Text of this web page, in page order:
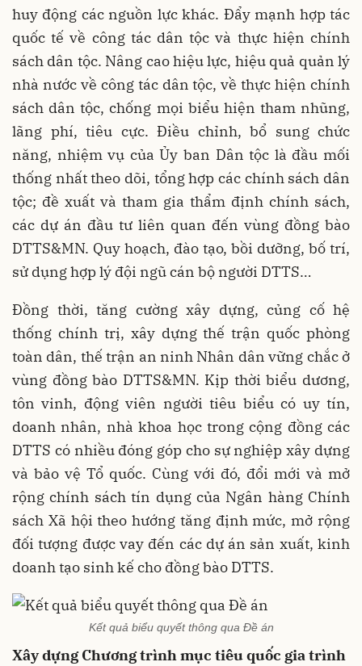
huy động các nguồn lực khác. Đẩy mạnh hợp tác
quốc tế về công tác dân tộc và thực hiện chính
sách dân tộc. Nâng cao hiệu lực, hiệu quả quản lý
nhà nước về công tác dân tộc, về thực hiện chính
sách dân tộc, chống mọi biểu hiện tham nhũng,
lãng phí, tiêu cực. Điều chỉnh, bổ sung chức
năng, nhiệm vụ của Ủy ban Dân tộc là đầu mối
thống nhất theo dõi, tổng hợp các chính sách dân
tộc; đề xuất và tham gia thẩm định chính sách,
các dự án đầu tư liên quan đến vùng đồng bào
DTTS&MN. Quy hoạch, đào tạo, bồi dưỡng, bố trí,
sử dụng hợp lý đội ngũ cán bộ người DTTS…
Đồng thời, tăng cường xây dựng, củng cố hệ
thống chính trị, xây dựng thế trận quốc phòng
toàn dân, thế trận an ninh Nhân dân vững chắc ở
vùng đồng bào DTTS&MN. Kịp thời biểu dương,
tôn vinh, động viên người tiêu biểu có uy tín,
doanh nhân, nhà khoa học trong cộng đồng các
DTTS có nhiều đóng góp cho sự nghiệp xây dựng
và bảo vệ Tổ quốc. Cùng với đó, đổi mới và mở
rộng chính sách tín dụng của Ngân hàng Chính
sách Xã hội theo hướng tăng định mức, mở rộng
đối tượng được vay đến các dự án sản xuất, kinh
doanh tạo sinh kế cho đồng bào DTTS.
Kết quả biểu quyết thông qua Đề án
Xây dựng Chương trình mục tiêuquốc giatrình